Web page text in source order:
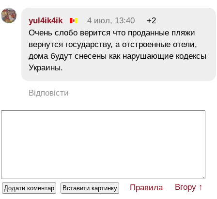
yul4ik4ik 4 июл, 13:40
+2
Очень слобо верится что проданные пляжи
вернутся государству, а отстроенные отели,
дома будут снесены как нарушающие кодексы
Украины.
Відповісти
Правила Вгору ↑